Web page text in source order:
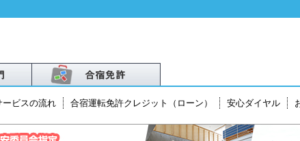
ービスの流れ 合宿運転免許クレジット（ローン） 安心ダイヤル